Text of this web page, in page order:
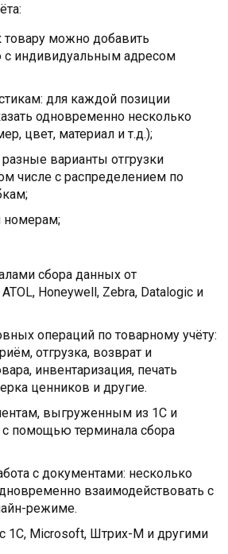
товару можно добавить
индивидуальным адресом
для каждой позиции
одновременно несколько
цвет, материал и т.д.);
варианты отгрузки
числе с распределением по
номерам;
сбора данных от
Honeywell, Zebra, Datalogic и
операций по товарному учёту:
отгрузка, возврат и
инвентаризация, печать
ценников и другие.
выгруженным из 1С и
помощью терминала сбора
с документами: несколько
взаимодействовать с
режиме.
1С, Microsoft, Штрих-М и другими